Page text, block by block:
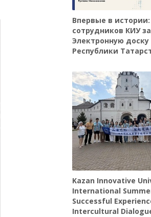
Впервые в истории:
сотрудников КИУ
Электронную доску
Республики
Kazan Innovative
International
Successful
Intercultural